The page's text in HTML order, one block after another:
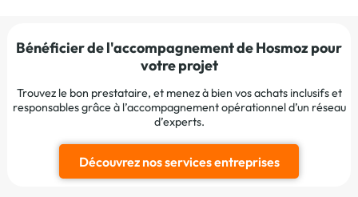
Bénéficier de l'accompagnement de Hosmoz pour
votre projet
Trouvez le bon prestataire, et menez à bien vos achats inclusifs et
responsables grâce à l’accompagnement opérationnel d’un réseau
d’experts.
Découvrez nos services entreprises